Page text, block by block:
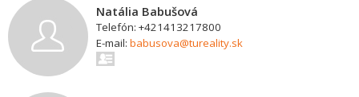
Natália Babušová
Telefón: +421413217800
E-mail: babusova@tureality.sk